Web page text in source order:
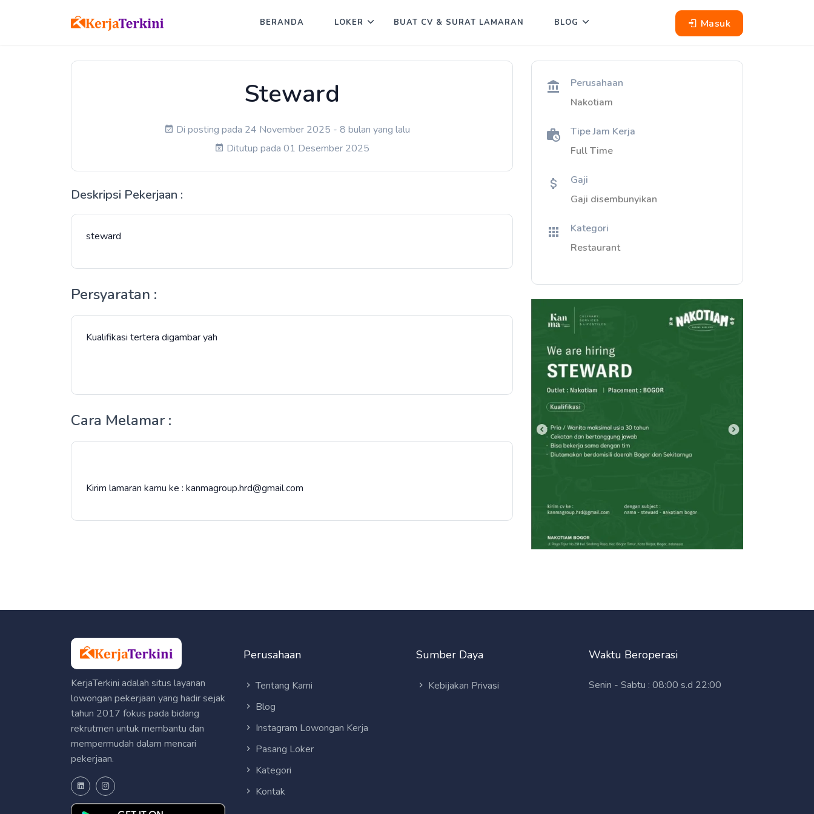
Masuk
BERANDA LOKER BUAT CV & SURAT LAMARAN BLOG
Steward
Di posting pada 24 November 2025 - 8 bulan yang lalu
Ditutup pada 01 Desember 2025
Deskripsi Pekerjaan :
steward
Persyaratan :
Kualifikasi tertera digambar yah
Cara Melamar :
Kirim lamaran kamu ke : kanmagroup.hrd@gmail.com
Perusahaan
Nakotiam
Tipe Jam Kerja
Full Time
Gaji
Gaji disembunyikan
Kategori
Restaurant
KerjaTerkini adalah situs layanan
lowongan pekerjaan yang hadir sejak
tahun 2017 fokus pada bidang
rekrutmen untuk membantu dan
mempermudah dalam mencari
pekerjaan.
Perusahaan
Tentang Kami
Blog
Instagram Lowongan Kerja
Pasang Loker
Kategori
Kontak
Sumber Daya
Kebijakan Privasi
Waktu Beroperasi
Senin - Sabtu : 08:00 s.d 22:00